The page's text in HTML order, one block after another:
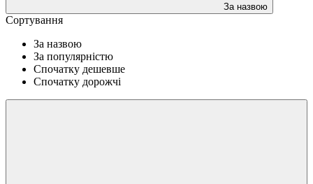
За назвою
Сортування
За назвою
За популярністю
Спочатку дешевше
Спочатку дорожчі